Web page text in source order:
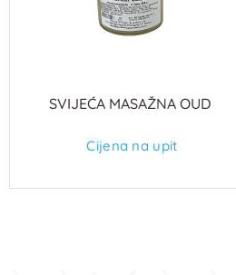
SVIJEĆA MASAŽNA OUD
Cijena na upit